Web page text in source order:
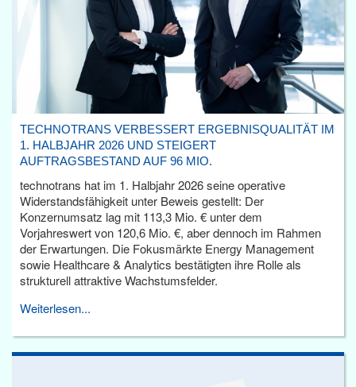
TECHNOTRANS VERBESSERT ERGEBNISQUALITÄT IM
1. HALBJAHR 2026 UND STEIGERT
AUFTRAGSBESTAND AUF 96 MIO.
technotrans hat im 1. Halbjahr 2026 seine operative
Widerstandsfähigkeit unter Beweis gestellt: Der
Konzernumsatz lag mit 113,3 Mio. € unter dem
Vorjahreswert von 120,6 Mio. €, aber dennoch im Rahmen
der Erwartungen. Die Fokusmärkte Energy Management
sowie Healthcare & Analytics bestätigten ihre Rolle als
strukturell attraktive Wachstumsfelder.
Weiterlesen...